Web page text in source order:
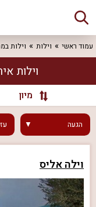
עמוד ראשי וילות וילות
וילות
מיון
הגעה
וילה אליס